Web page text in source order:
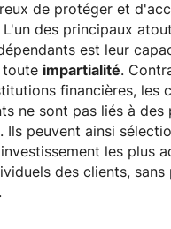
de protéger et
des principaux
est leur
toute impartialité.
financières, les
ne sont pas liés à des
Ils peuvent ainsi
les plus
des clients, sans